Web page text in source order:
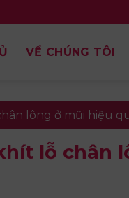
VỀ CHÚNG TÔI
lông ở mũi hiệu
lỗ chân